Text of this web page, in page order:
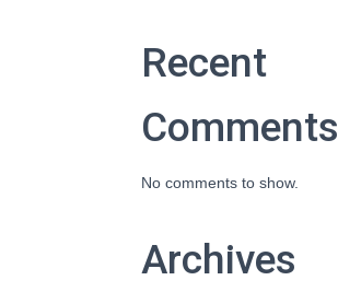
Recent
Comments
No comments to show.
Archives